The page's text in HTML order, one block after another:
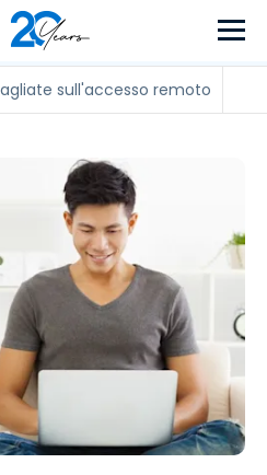
sull'accesso remoto